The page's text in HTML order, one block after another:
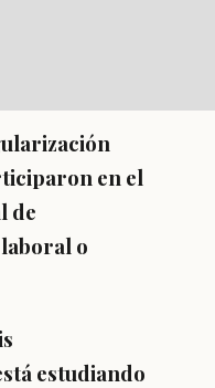
en el
de
o
estudiando